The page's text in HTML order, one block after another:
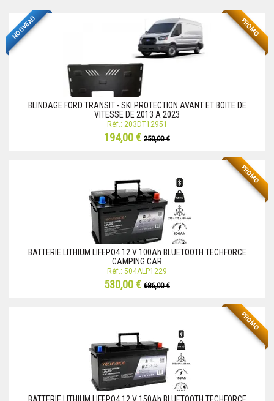
PROMO
NOUVEAU
BLINDAGE FORD TRANSIT - SKI PROTECTION AVANT ET BOITE DE
VITESSE DE 2013 A 2023
Réf.: 203DT12951
194,00 € 250,00 €
PROMO
BATTERIE LITHIUM LIFEPO4 12 V 100Ah BLUETOOTH TECHFORCE
CAMPING CAR
Réf.: 504ALP1229
530,00 € 686,00 €
PROMO